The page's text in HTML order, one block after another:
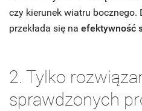
czy kierunek wiatru bocznego.
przekłada się na efektywność
2. Tylko
sprawdzonych